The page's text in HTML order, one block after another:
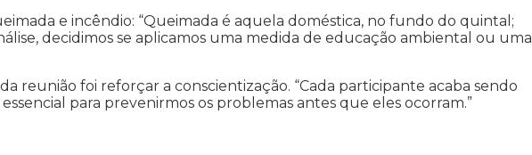
e incêndio: “Queimada é aquela doméstica, no fundo do quintal;
decidimos se aplicamos uma medida de educação ambiental ou uma
reunião foi reforçar a conscientização. “Cada participante acaba sendo
para prevenirmos os problemas antes que eles ocorram.”